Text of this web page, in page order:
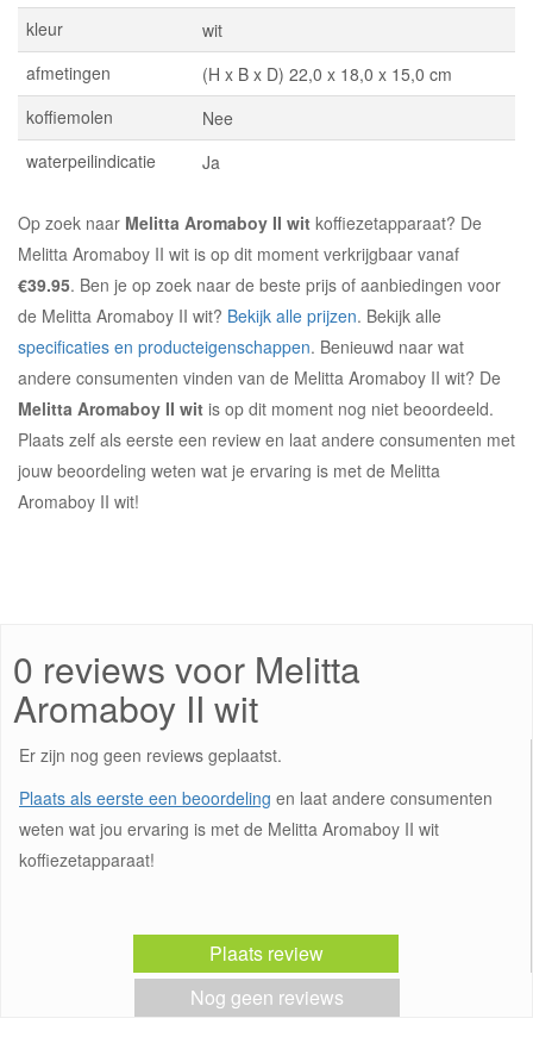
kleur
wit
afmetingen
(H x B x D) 22,0 x 18,0 x 15,0 cm
koffiemolen
Nee
waterpeilindicatie
Ja
Op zoek naar Melitta Aromaboy II wit koffiezetapparaat? De
Melitta Aromaboy II wit is op dit moment verkrijgbaar vanaf
€39.95. Ben je op zoek naar de beste prijs of aanbiedingen voor
de Melitta Aromaboy II wit? Bekijk alle prijzen. Bekijk alle
specificaties en producteigenschappen. Benieuwd naar wat
andere consumenten vinden van de Melitta Aromaboy II wit? De
Melitta Aromaboy II wit is op dit moment nog niet beoordeeld.
Plaats zelf als eerste een review en laat andere consumenten met
jouw beoordeling weten wat je ervaring is met de Melitta
Aromaboy II wit!
0 reviews voor Melitta
Aromaboy II wit
Er zijn nog geen reviews geplaatst.
Plaats als eerste een beoordeling en laat andere consumenten
weten wat jou ervaring is met de Melitta Aromaboy II wit
koffiezetapparaat!
Plaats review
Nog geen reviews